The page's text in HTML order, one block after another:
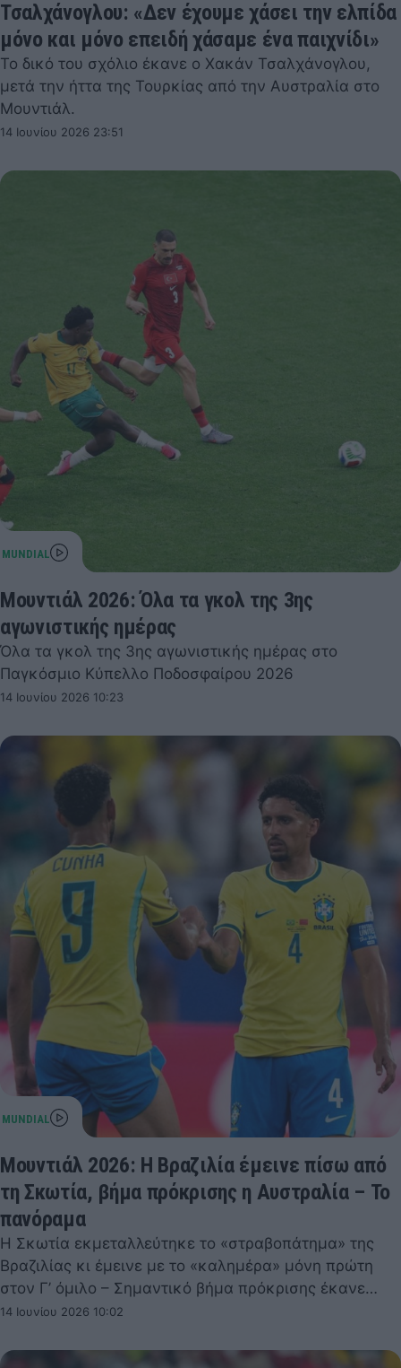
Τσαλχάνογλου: «Δεν έχουμε χάσει την ελπίδα
μόνο και μόνο επειδή χάσαμε ένα παιχνίδι»
Το δικό του σχόλιο έκανε ο Χακάν Τσαλχάνογλου,
μετά την ήττα της Τουρκίας από την Αυστραλία στο
Μουντιάλ.
14 Ιουνίου 2026 23:51
Μουντιάλ 2026: Όλα τα γκολ της 3ης
αγωνιστικής ημέρας
Όλα τα γκολ της 3ης αγωνιστικής ημέρας στο
Παγκόσμιο Κύπελλο Ποδοσφαίρου 2026
14 Ιουνίου 2026 10:23
Μουντιάλ 2026: Η Βραζιλία έμεινε πίσω από
τη Σκωτία, βήμα πρόκρισης η Αυστραλία – Το
πανόραμα
Η Σκωτία εκμεταλλεύτηκε το «στραβοπάτημα» της
Βραζιλίας κι έμεινε με το «καλημέρα» μόνη πρώτη
στον Γ’ όμιλο – Σημαντικό βήμα πρόκρισης έκανε…
14 Ιουνίου 2026 10:02